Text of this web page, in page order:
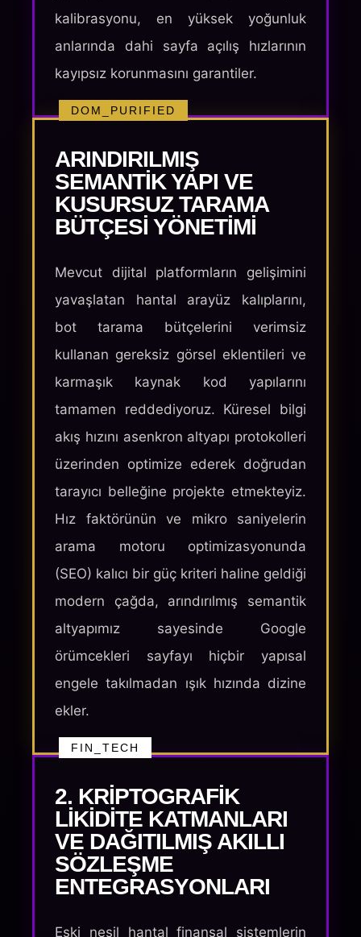
kalibrasyonu, en yüksek yoğunluk
anlarında dahi sayfa açılış hızlarının
kayıpsız korunmasını garantiler.
DOM_PURIFIED
ARINDIRILMIŞ
SEMANTIK YAPI VE
KUSURSUZ TARAMA
BÜTÇESI YÖNETIMI
Mevcut dijital platformların gelişimini
yavaşlatan hantal arayüz kalıplarını,
bot tarama bütçelerini verimsiz
kullanan gereksiz görsel eklentileri ve
karmaşık kaynak kod yapılarını
tamamen reddediyoruz. Küresel bilgi
akış hızını asenkron altyapı protokolleri
üzerinden optimize ederek doğrudan
tarayıcı belleğine projekte etmekteyiz.
Hız faktörünün ve mikro saniyelerin
arama motoru optimizasyonunda
(SEO) kalıcı bir güç kriteri haline geldiği
modern çağda, arındırılmış semantik
altyapımız sayesinde Google
örümcekleri sayfayı hiçbir yapısal
engele takılmadan ışık hızında dizine
ekler.
FIN_TECH
2. KRIPTOGRAFIK
LIKIDITE KATMANLARI
VE DAĞITILMIŞ AKILLI
SÖZLEŞME
ENTEGRASYONLARI
Eski nesil hantal finansal sistemlerin